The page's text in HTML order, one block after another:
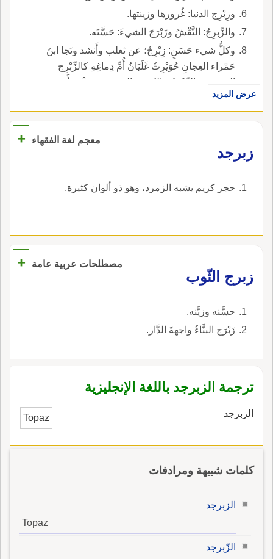
وزِبْرِج الدنيا: غُرورها وزينتها.
والزِّبرِجُ: النَّقْشُ وزَبْرَجَ الشيءَ: حَسَّنَه.
وكلُّ شيء حَسَنٍ: زِبْرِجٌ؛ عن ثعلب وأَنشد ونَجا ابنُ
حَمْراء العِجانِ حُوَيْرِثٌ غَلَيَانُ أُمِّ دِماغِهِ كالزِّبْرِج
الجوهري: الزِّبْرِجُ، بالكسر: الزينة من وَشْيٍ أَو جوهر
ونحو ذلك يقال: زِبْرِجٌ مُزَبْرَجٌ أَي مزيَّن؛ وفي حديث
علي، عليه السلام: حَلِيَت الدنيا في أَعينهم وَراقَهُمْ
عرض المزيد
معجم لغة الفقهاء
+
زبرجد
حجر كريم يشبه الزمرد، وهو ذو ألوان كثيرة.
مصطلحات عربية عامة
+
زبرج الثّوب
حسَّنه وزيَّنه.
زَبْرَج البنَّاءُ واجهةَ الدَّار.
ترجمة الزبرجد باللغة الإنجليزية
الزبرجد Topaz
كلمات شبيهة ومرادفات
الزبرجد
Topaz
الزّبرجد